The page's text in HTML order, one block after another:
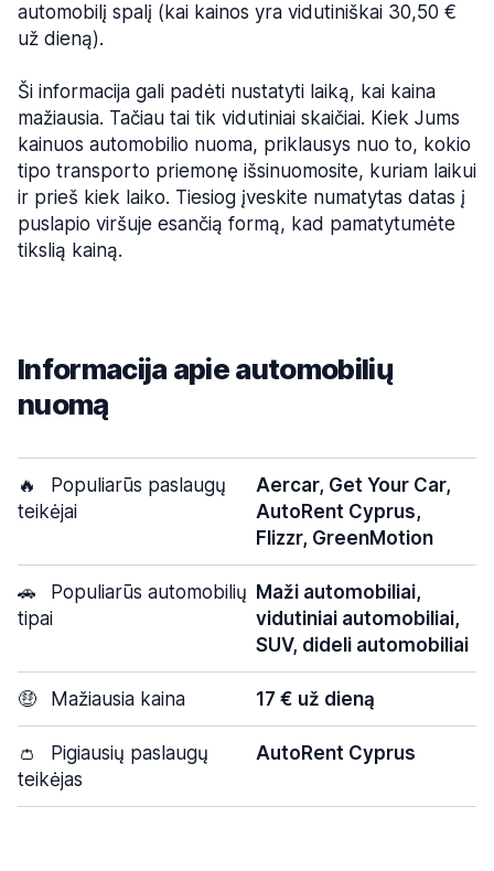
automobilį spalį (kai kainos yra vidutiniškai 30,50 €
už dieną).
Ši informacija gali padėti nustatyti laiką, kai kaina
mažiausia. Tačiau tai tik vidutiniai skaičiai. Kiek Jums
kainuos automobilio nuoma, priklausys nuo to, kokio
tipo transporto priemonę išsinuomosite, kuriam laikui
ir prieš kiek laiko. Tiesiog įveskite numatytas datas į
puslapio viršuje esančią formą, kad pamatytumėte
tikslią kainą.
Informacija apie automobilių
nuomą
🔥
Populiarūs paslaugų
teikėjai
Aercar, Get Your Car,
AutoRent Cyprus,
Flizzr, GreenMotion
🚗
Populiarūs automobilių
tipai
Maži automobiliai,
vidutiniai automobiliai,
SUV, dideli automobiliai
🤑 Mažiausia kaina 17 € už dieną
👛
Pigiausių paslaugų
teikėjas
AutoRent Cyprus